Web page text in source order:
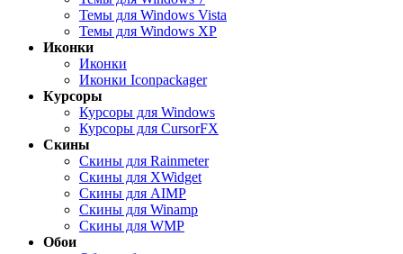
Темы для Windows Vista
Темы для Windows XP
Иконки
Иконки
Иконки Iconpackager
Курсоры
Курсоры для Windows
Курсоры для CursorFX
Скины
Скины для Rainmeter
Скины для XWidget
Скины для AIMP
Скины для Winamp
Скины для WMP
Обои